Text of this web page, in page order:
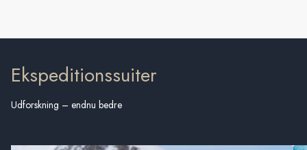
Ekspeditionssuiter
Udforskning – endnu bedre